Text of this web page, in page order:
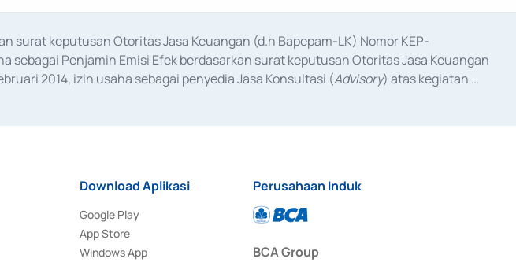
surat keputusan Otoritas Jasa Keuangan (d.h Bapepam-LK) Nomor KEP-
sebagai Penjamin Emisi Efek berdasarkan surat keputusan Otoritas Jasa Keuangan
2014, izin usaha sebagai penyedia Jasa Konsultasi (Advisory) atas kegiatan
Download Aplikasi
Google Play
App Store
Windows App
Perusahaan Induk
BCA Group